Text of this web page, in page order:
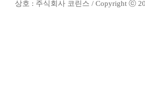
상호 : 주식회사 코린스 / Copyright ⓒ